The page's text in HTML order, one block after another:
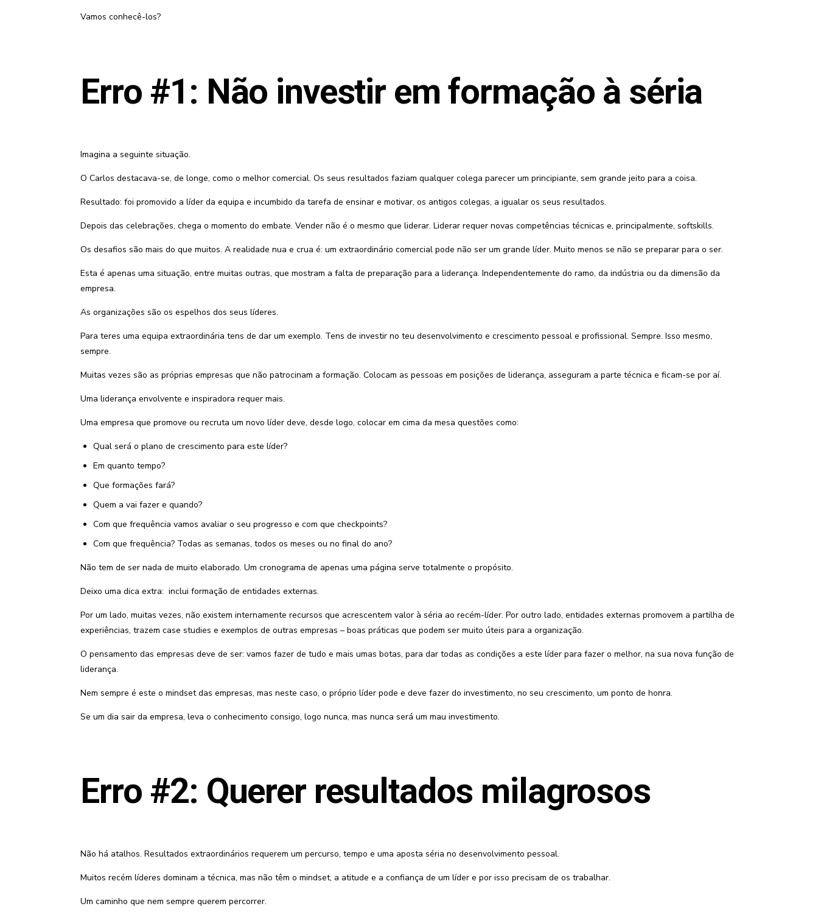
Vamos conhecê-los?
Erro #1: Não investir em formação à séria
Imagina a seguinte situação.
O Carlos destacava-se, de longe, como o melhor comercial. Os seus resultados faziam qualquer colega parecer um principiante, sem grande jeito para a coisa.
Resultado: foi promovido a líder da equipa e incumbido da tarefa de ensinar e motivar, os antigos colegas, a igualar os seus resultados.
Depois das celebrações, chega o momento do embate. Vender não é o mesmo que liderar. Liderar requer novas competências técnicas e, principalmente, softskills.
Os desafios são mais do que muitos. A realidade nua e crua é: um extraordinário comercial pode não ser um grande líder. Muito menos se não se preparar para o ser.
Esta é apenas uma situação, entre muitas outras, que mostram a falta de preparação para a liderança. Independentemente do ramo, da indústria ou da dimensão da
empresa.
As organizações são os espelhos dos seus líderes.
Para teres uma equipa extraordinária tens de dar um exemplo. Tens de investir no teu desenvolvimento e crescimento pessoal e profissional. Sempre. Isso mesmo,
sempre.
Muitas vezes são as próprias empresas que não patrocinam a formação. Colocam as pessoas em posições de liderança, asseguram a parte técnica e ficam-se por aí.
Uma liderança envolvente e inspiradora requer mais.
Uma empresa que promove ou recruta um novo líder deve, desde logo, colocar em cima da mesa questões como:
Qual será o plano de crescimento para este líder?
Em quanto tempo?
Que formações fará?
Quem a vai fazer e quando?
Com que frequência vamos avaliar o seu progresso e com que checkpoints?
Com que frequência? Todas as semanas, todos os meses ou no final do ano?
Não tem de ser nada de muito elaborado. Um cronograma de apenas uma página serve totalmente o propósito.
Deixo uma dica extra: inclui formação de entidades externas.
Por um lado, muitas vezes, não existem internamente recursos que acrescentem valor à séria ao recém-líder. Por outro lado, entidades externas promovem a partilha de
experiências, trazem case studies e exemplos de outras empresas – boas práticas que podem ser muito úteis para a organização.
O pensamento das empresas deve de ser: vamos fazer de tudo e mais umas botas, para dar todas as condições a este líder para fazer o melhor, na sua nova função de
liderança.
Nem sempre é este o mindset das empresas, mas neste caso, o próprio líder pode e deve fazer do investimento, no seu crescimento, um ponto de honra.
Se um dia sair da empresa, leva o conhecimento consigo, logo nunca, mas nunca será um mau investimento.
Erro #2: Querer resultados milagrosos
Não há atalhos. Resultados extraordinários requerem um percurso, tempo e uma aposta séria no desenvolvimento pessoal.
Muitos recém líderes dominam a técnica, mas não têm o mindset, a atitude e a confiança de um líder e por isso precisam de os trabalhar.
Um caminho que nem sempre querem percorrer.